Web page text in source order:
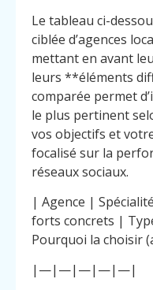
Le tableau ci-
ciblée d’agences
mettant en avant
leurs **éléments
comparée permet
le plus pertinent
vos objectifs et
focalisé sur la
réseaux sociaux.
| Agence |
forts concrets |
Pourquoi la choisir
|—|—|—|—|—|